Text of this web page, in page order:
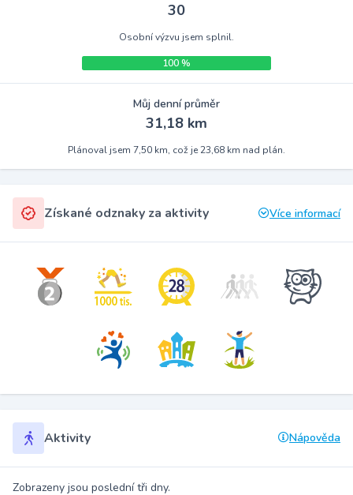
30
Osobní výzvu jsem splnil.
100 %
Můj denní průměr
31,18 km
Plánoval jsem 7,50 km, což je 23,68 km nad plán.
Získané odznaky za aktivity Více informací
Aktivity Nápověda
Zobrazeny jsou poslední tři dny.